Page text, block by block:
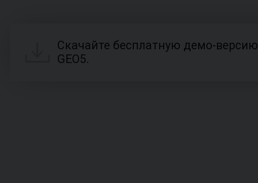
Скачайте бесплатную демо-версию
GEO5.